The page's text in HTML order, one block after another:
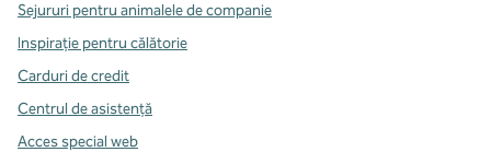
Sejururi pentru animalele de companie
Inspirație pentru călătorie
Carduri de credit
Centrul de asistență
Acces special web